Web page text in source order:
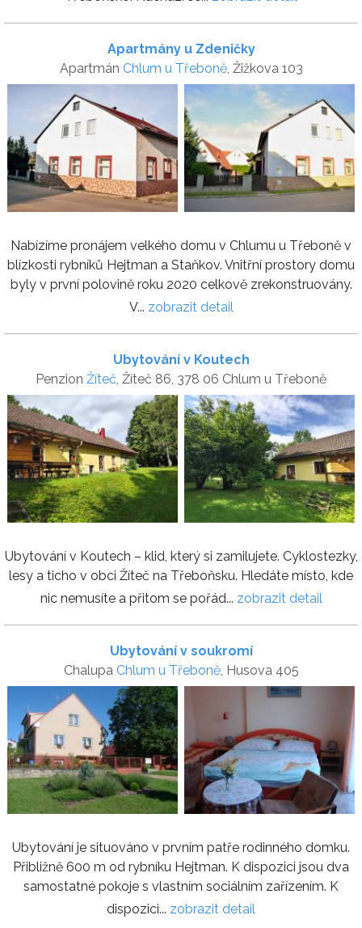
Apartmány u Zdeničky
Apartmán Chlum u Třeboně, Žižkova 103
Nabízíme pronájem velkého domu v Chlumu u Třeboně v
blízkosti rybníků Hejtman a Staňkov. Vnitřní prostory domu
byly v první polovině roku 2020 celkově zrekonstruovány.
V... zobrazit detail
Ubytování v Koutech
Penzion Žíteč , Žíteč 86, 378 06 Chlum u Třeboně
Ubytování v Koutech – klid, který si zamilujete. Cyklostezky,
lesy a ticho v obci Žíteč na Třeboňsku. Hledáte místo, kde
nic nemusíte a přitom se pořád... zobrazit detail
Ubytování v soukromí
Chalupa Chlum u Třeboně, Husova 405
Ubytování je situováno v prvním patře rodinného domku.
Přibližně 600 m od rybníku Hejtman. K dispozici jsou dva
samostatné pokoje s vlastním sociálním zařízením. K
dispozici... zobrazit detail